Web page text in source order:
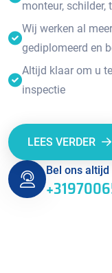
monteur, schilder,
Wij werken al
gediplomeerd en
Altijd klaar om u
inspectie
LEES VERDER
Bel ons altijd